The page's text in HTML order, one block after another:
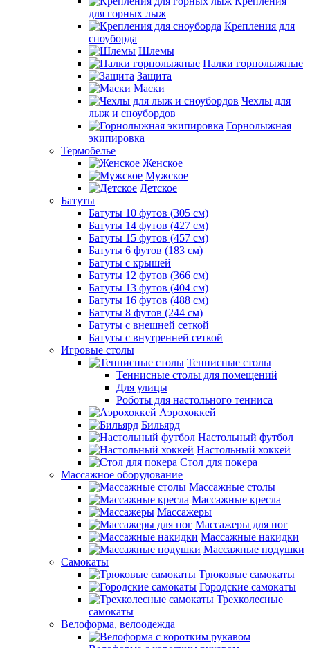
для горных лыж
Крепления для
сноуборда
Шлемы
Палки горнолыжные
Защита
Маски
Чехлы для
лыж и сноубордов
Горнолыжная
экипировка
Термобелье
Женское
Мужское
Детское
Батуты
Батуты 10 футов (305 см)
Батуты 14 футов (427 см)
Батуты 15 футов (457 см)
Батуты 6 футов (183 см)
Батуты с крышей
Батуты 12 футов (366 см)
Батуты 13 футов (404 см)
Батуты 16 футов (488 см)
Батуты 8 футов (244 см)
Батуты с внешней сеткой
Батуты с внутренней сеткой
Игровые столы
Теннисные столы
Теннисные столы для помещений
Для улицы
Роботы для настольного тенниса
Аэрохоккей
Бильярд
Настольный футбол
Настольный хоккей
Стол для покера
Массажное оборудование
Массажные столы
Массажные кресла
Массажеры
Массажеры для ног
Массажные накидки
Массажные подушки
Самокаты
Трюковые самокаты
Городские самокаты
Трехколесные
самокаты
Велоформа, велоодежда